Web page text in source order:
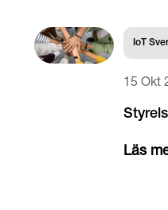
IoT
15 Okt
Läs